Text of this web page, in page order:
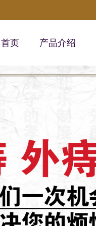
首页 产品介绍